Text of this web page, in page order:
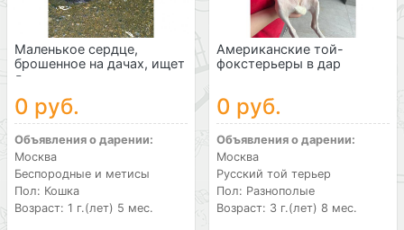
Маленькое сердце,
брошенное на дачах, ищет
д...
0 руб.
Объявления о дарении:
Москва
Беспородные и метисы
Пол: Кошка
Возраст: 1 г.(лет) 5 мес.
Американские той-
фокстерьеры в дар
0 руб.
Объявления о дарении:
Москва
Русский той терьер
Пол: Разнополые
Возраст: 3 г.(лет) 8 мес.